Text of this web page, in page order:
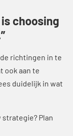
choosing
richtingen in te
ook aan te
duidelijk in wat
strategie? Plan